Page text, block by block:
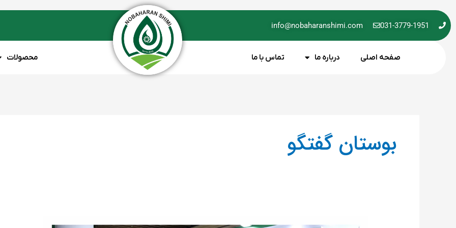
محتوا
031-3779-1951
info@nobaharanshimi.com
صفحه اصلی درباره ما تماس با ما محصولات
بوستان گفتگو